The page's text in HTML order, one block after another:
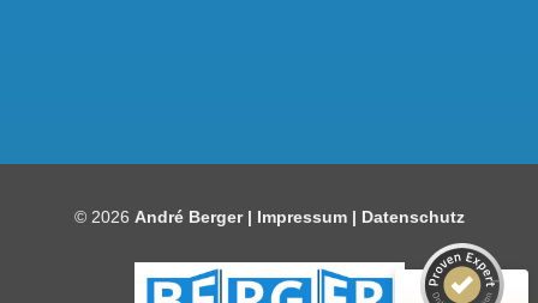
© 2026 André Berger | Impressum| Datenschutz
Empfehlungen auf